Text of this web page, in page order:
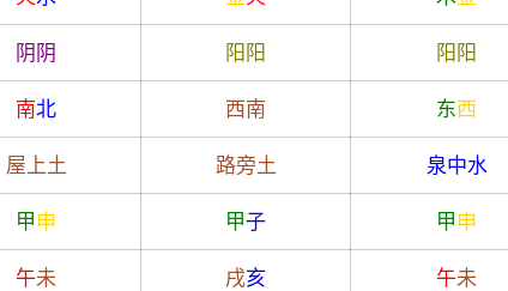
阴 阴 阳 阳 阳 阳
南北 西南 东西
屋上土 路旁土 泉中水
甲申 甲子 甲申
午未 戌亥 午未